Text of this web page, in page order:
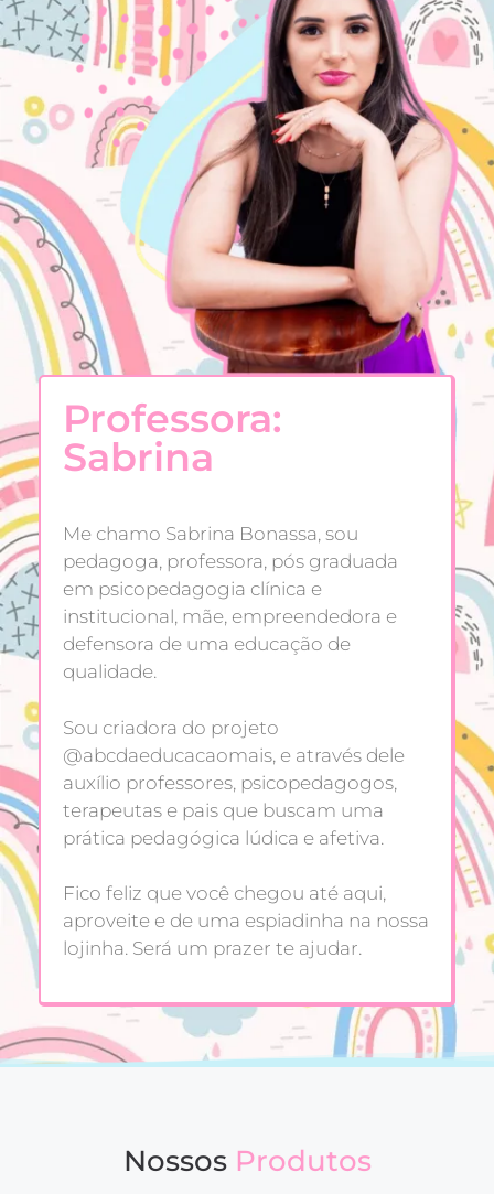
Professora:
Sabrina
Me chamo Sabrina Bonassa, sou
pedagoga, professora, pós graduada
em psicopedagogia clínica e
institucional, mãe, empreendedora e
defensora de uma educação de
qualidade.
Sou criadora do projeto
@abcdaeducacaomais, e através dele
auxílio professores, psicopedagogos,
terapeutas e pais que buscam uma
prática pedagógica lúdica e afetiva.
Fico feliz que você chegou até aqui,
aproveite e de uma espiadinha na nossa
lojinha. Será um prazer te ajudar.
Nossos Produtos